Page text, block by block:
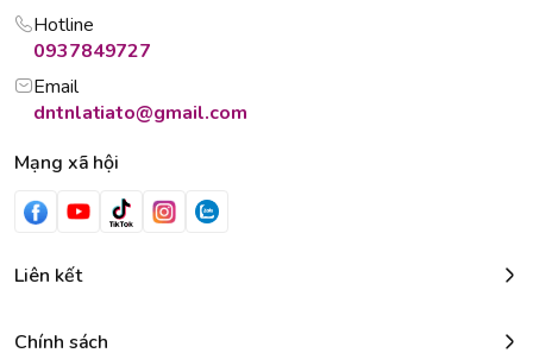
Hotline
0937849727
Email
dntnlatiato@gmail.com
Mạng xã hội
Liên kết
Chính sách